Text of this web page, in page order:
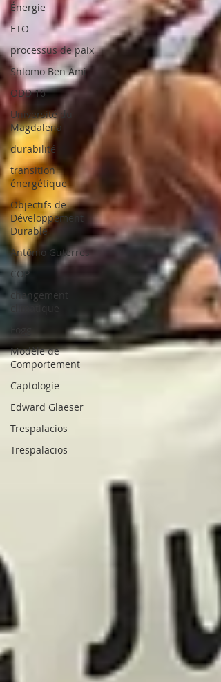
Énergie
ETO
processus de paix
Shlomo Ben Ami
ODD 16
Université du
Magdalena
durabilité
transition
énergétique
Objectifs de
Développement
Durable
António Guterres
COP
changement
climatique
Modèle de
Comportement
Captologie
Edward Glaeser
Trespalacios
Trespalacios